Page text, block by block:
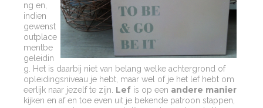
ng en,
indien
gewenst
outplace
mentbe
geleidin
g. Het is daarbij niet van belang welke achtergrond of
opleidingsniveau je hebt, maar wel of je het lef hebt om
eerlijk naar jezelf te zijn. Lef is op een andere manier
kijken en af en toe even uit je bekende patroon stappen,